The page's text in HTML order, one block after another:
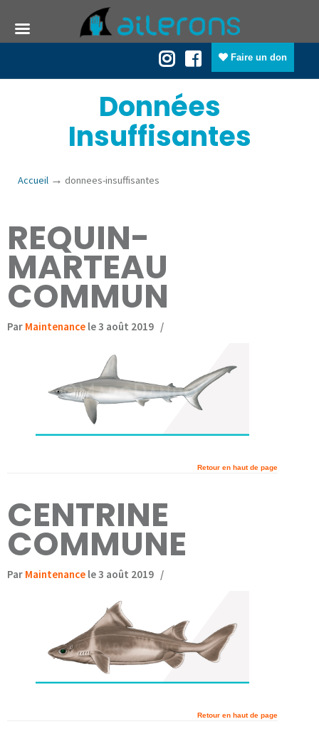
Faire un don
Données
Insuffisantes
Accueil → donnees-insuffisantes
REQUIN-
MARTEAU
COMMUN
Par Maintenance le 3 août 2019 /
Retour en haut de page
CENTRINE
COMMUNE
Par Maintenance le 3 août 2019 /
Retour en haut de page